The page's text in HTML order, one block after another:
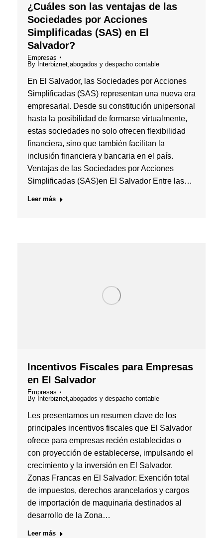
¿Cuáles son las ventajas de las
Sociedades por Acciones
Simplificadas (SAS) en El
Salvador?
Empresas
By Interbiznet,abogados y despacho contable
En El Salvador, las Sociedades por Acciones
Simplificadas (SAS) representan una nueva era
empresarial. Desde su constitución unipersonal
hasta la posibilidad de formarse virtualmente,
estas sociedades no solo ofrecen flexibilidad
financiera, sino que también facilitan la
inclusión financiera y bancaria en el país.
Ventajas de las Sociedades por Acciones
Simplificadas (SAS)en El Salvador Entre las…
Leer más
Incentivos Fiscales para Empresas
en El Salvador
Empresas
By Interbiznet,abogados y despacho contable
Les presentamos un resumen clave de los
principales incentivos fiscales que El Salvador
ofrece para empresas recién establecidas o
con proyección de establecerse, impulsando el
crecimiento y la inversión en El Salvador.
Zonas Francas en El Salvador: Exención total
de impuestos, derechos arancelarios y cargos
de importación de maquinaria destinados al
desarrollo de la Zona…
Leer más